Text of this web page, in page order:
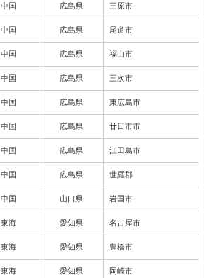
中国 広島県 三原市
中国 広島県 尾道市
中国 広島県 福山市
中国 広島県 三次市
中国 広島県 東広島市
中国 広島県 廿日市市
中国 広島県 江田島市
中国 広島県 世羅郡
中国 山口県 岩国市
東海 愛知県 名古屋市
東海 愛知県 豊橋市
東海 愛知県 岡崎市